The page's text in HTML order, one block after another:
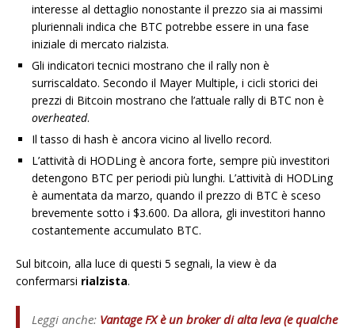
interesse al dettaglio nonostante il prezzo sia ai massimi
pluriennali indica che BTC potrebbe essere in una fase
iniziale di mercato rialzista.
Gli indicatori tecnici mostrano che il rally non è
surriscaldato. Secondo il Mayer Multiple, i cicli storici dei
prezzi di Bitcoin mostrano che l’attuale rally di BTC non è
overheated.
Il tasso di hash è ancora vicino al livello record.
L’attività di HODLing è ancora forte, sempre più investitori
detengono BTC per periodi più lunghi. L’attività di HODLing
è aumentata da marzo, quando il prezzo di BTC è sceso
brevemente sotto i $3.600. Da allora, gli investitori hanno
costantemente accumulato BTC.
Sul bitcoin, alla luce di questi 5 segnali, la view è da
confermarsi rialzista.
Leggi anche: Vantage FX è un broker di alta leva (e qualche